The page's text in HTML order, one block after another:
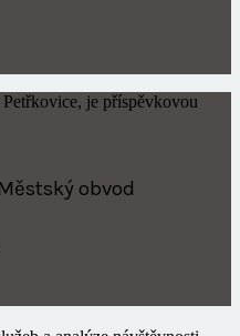
je příspěvkovou
obvod